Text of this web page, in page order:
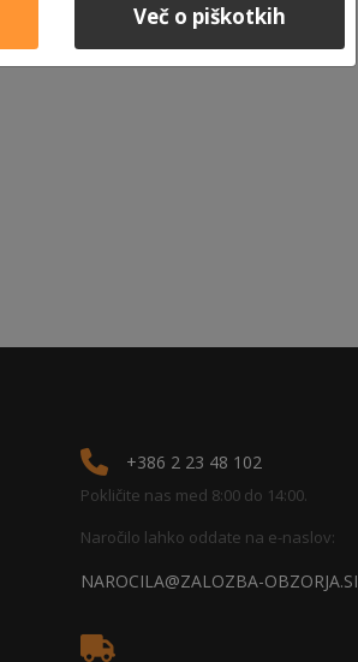
+386 2 23 48 102
Pokličite nas med 8:00 do 14:00.
Naročilo lahko oddate na e-naslov:
NAROCILA@ZALOZBA-OBZORJA.SI
Več o piškotkih